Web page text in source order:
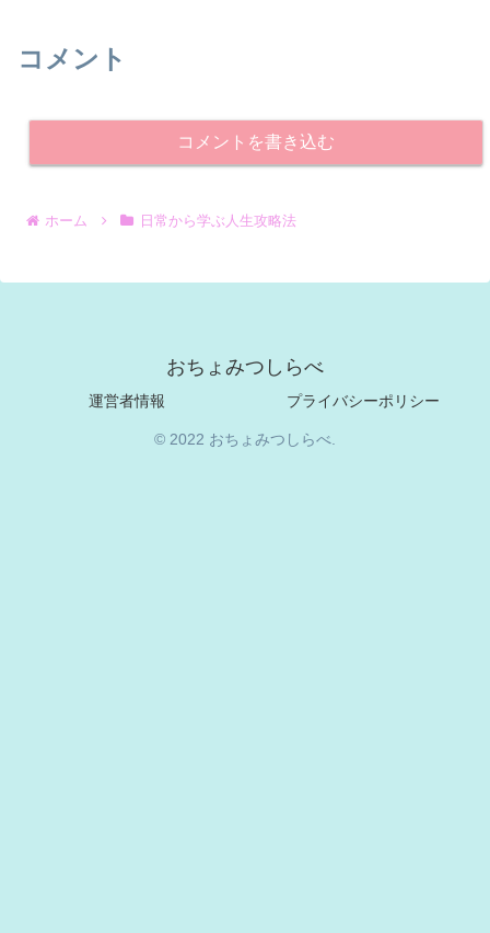
コメント
コメントを書き込む
ホーム 日常から学ぶ人生攻略法
おちょみつしらべ
運営者情報 プライバシーポリシー
© 2022 おちょみつしらべ.